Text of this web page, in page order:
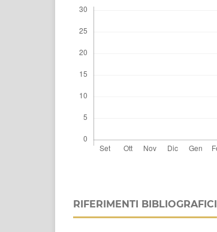
RIFERIMENTI BIBLIOGRAFICI